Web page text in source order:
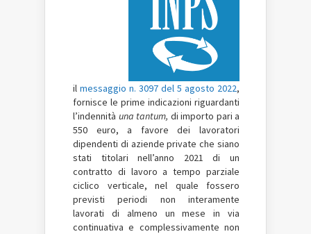
il messaggio n. 3097 del 5 agosto 2022,
fornisce le prime indicazioni riguardanti
l’indennità una tantum, di importo pari a
550 euro, a favore dei lavoratori
dipendenti di aziende private che siano
stati titolari nell’anno 2021 di un
contratto di lavoro a tempo parziale
ciclico verticale, nel quale fossero
previsti periodi non interamente
lavorati di almeno un mese in via
continuativa e complessivamente non